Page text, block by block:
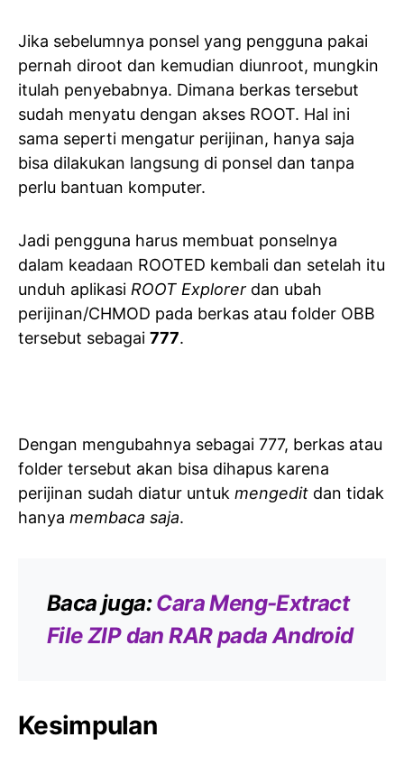
Jika sebelumnya ponsel yang pengguna pakai
pernah diroot dan kemudian diunroot, mungkin
itulah penyebabnya. Dimana berkas tersebut
sudah menyatu dengan akses ROOT. Hal ini
sama seperti mengatur perijinan, hanya saja
bisa dilakukan langsung di ponsel dan tanpa
perlu bantuan komputer.
Jadi pengguna harus membuat ponselnya
dalam keadaan ROOTED kembali dan setelah itu
unduh aplikasi ROOT Explorer dan ubah
perijinan/CHMOD pada berkas atau folder OBB
tersebut sebagai 777.
Dengan mengubahnya sebagai 777, berkas atau
folder tersebut akan bisa dihapus karena
perijinan sudah diatur untuk mengedit dan tidak
hanya membaca saja.
Baca juga:Cara Meng-Extract
File ZIP dan RAR pada Android
Kesimpulan